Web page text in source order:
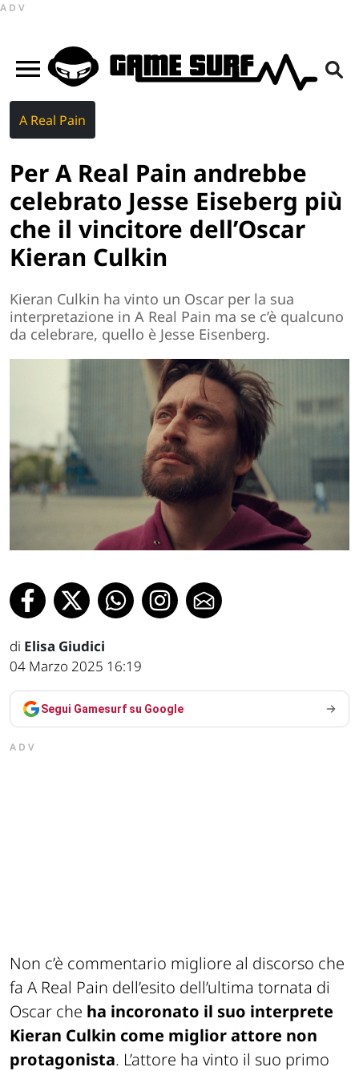
ADV
A Real Pain
Per A Real Pain andrebbe
celebrato Jesse Eiseberg più
che il vincitore dell’Oscar
Kieran Culkin
Kieran Culkin ha vinto un Oscar per la sua
interpretazione in A Real Pain ma se c’è qualcuno
da celebrare, quello è Jesse Eisenberg.
di Elisa Giudici
04 Marzo 2025 16:19
Segui Gamesurf su Google
ADV
Non c’è commentario migliore al discorso che
fa A Real Pain dell’esito dell’ultima tornata di
Oscar che ha incoronato il suo interprete
Kieran Culkin come miglior attore non
protagonista. L’attore ha vinto il suo primo